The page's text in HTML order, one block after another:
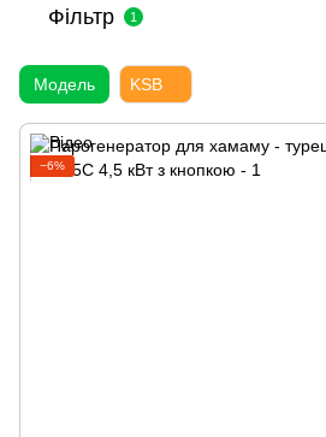
Фільтр 1
Модель KSB
−6%